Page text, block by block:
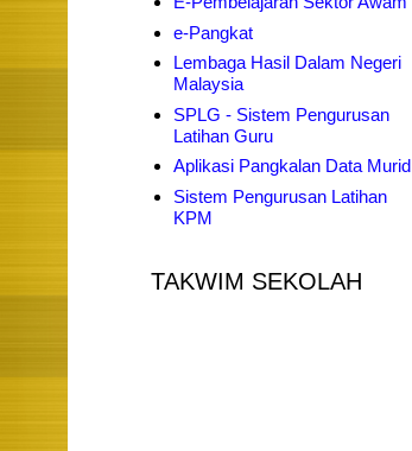
e-Pangkat
Lembaga Hasil Dalam Negeri
Malaysia
SPLG - Sistem Pengurusan
Latihan Guru
Aplikasi Pangkalan Data Murid
Sistem Pengurusan Latihan
KPM
TAKWIM SEKOLAH